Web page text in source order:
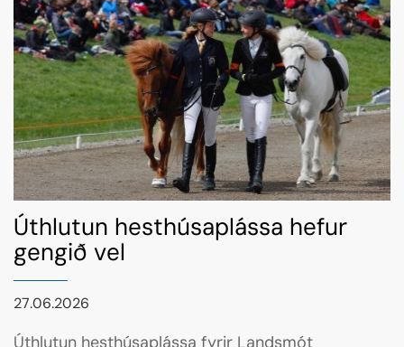
Úthlutun hesthúsaplássa hefur
gengið vel
27.06.2026